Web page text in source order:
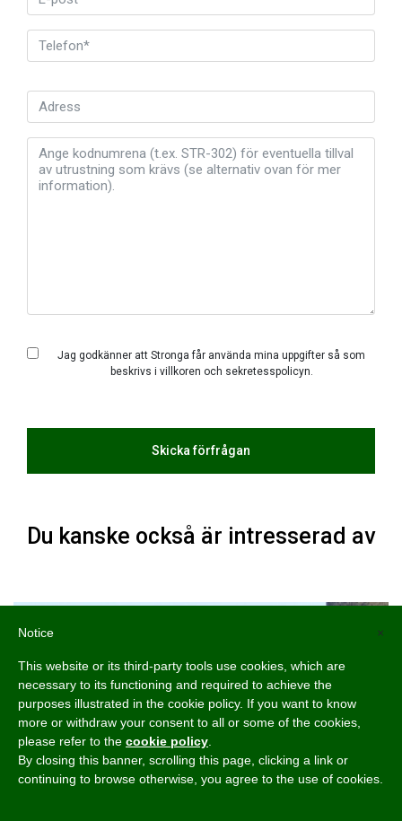
Jag godkänner att Stronga får använda mina uppgifter så som
beskrivs i villkoren och sekretesspolicyn
Du kanske också är intresserad av
×
Notice
This website or its third-party tools use cookies, which are
necessary to its functioning and required to achieve the
purposes illustrated in the cookie policy. If you want to know
more or withdraw your consent to all or some of the cookies,
please refer to the cookie policy
By closing this banner, scrolling this page, clicking a link or
continuing to browse otherwise, you agree to the use of cookies.